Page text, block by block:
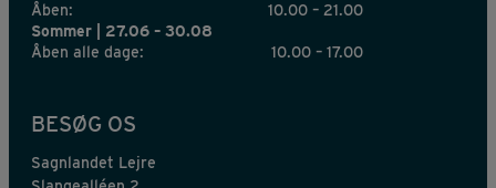
Åben:
10.00 – 21.00
Sommer | 27.06 – 30.08
Åben alle dage:
10.00 – 17.00
BESØG OS
Sagnlandet Lejre